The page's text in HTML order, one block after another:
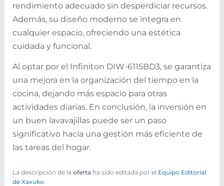
rendimiento adecuado sin desperdiciar recursos.
Además, su diseño moderno se integra en
cualquier espacio, ofreciendo una estética
cuidada y funcional.
Al optar por el Infiniton DIW-6115BD3, se garantiza
una mejora en la organización del tiempo en la
cocina, dejando más espacio para otras
actividades diarias. En conclusión, la inversión en
un buen lavavajillas puede ser un paso
significativo hacia una gestión más eficiente de
las tareas del hogar.
La descripción de la oferta ha sido editada por el Equipo Editorial
de Xaxuko